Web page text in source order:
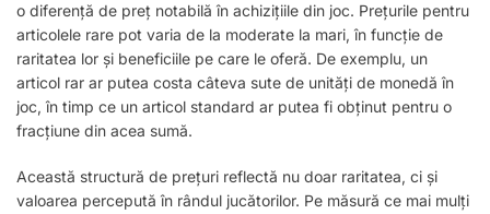
o diferență de preț notabilă în achizițiile din joc. Prețurile pentru
articolele rare pot varia de la moderate la mari, în funcție de
raritatea lor și beneficiile pe care le oferă. De exemplu, un
articol rar ar putea costa câteva sute de unități de monedă în
joc, în timp ce un articol standard ar putea fi obținut pentru o
fracțiune din acea sumă.
Această structură de prețuri reflectă nu doar raritatea, ci și
valoarea percepută în rândul jucătorilor. Pe măsură ce mai mulți